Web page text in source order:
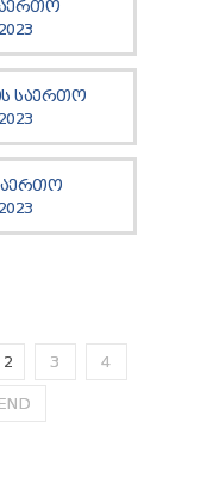
2023
ᲡᲐᲔᲠᲗᲝ
2023
2023
2 3 4
END